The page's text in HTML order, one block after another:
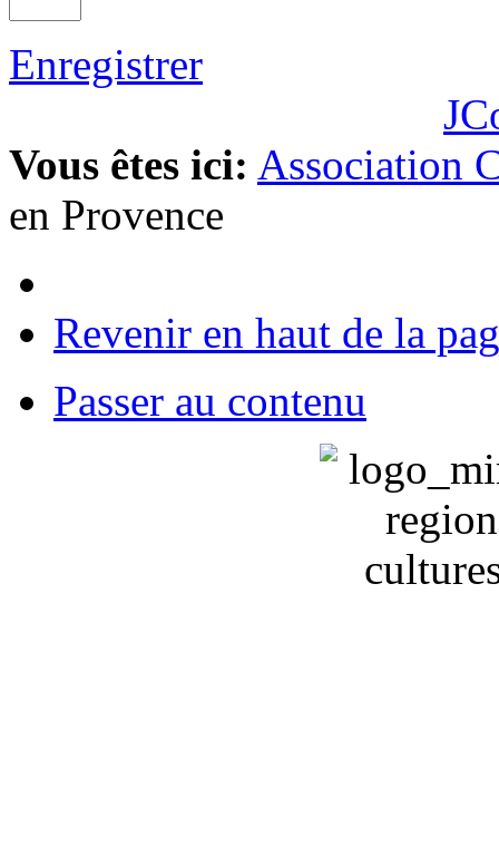
Enregistrer
Vous êtes ici: Association
en Provence
Revenir en haut de la
Passer au contenu